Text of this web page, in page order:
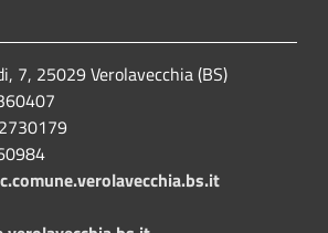
7, 25029 Verolavecchia (BS)